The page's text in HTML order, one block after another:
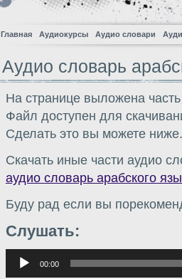
Главная Аудиокурсы Аудио словари
Аудио словарь
На странице выложена
Файл доступен для
Сделать это вы можете ниже.
Скачать иные части аудио
аудио словарь арабского
Буду рад если вы
Слушать:
Аудиоплеер
00:00